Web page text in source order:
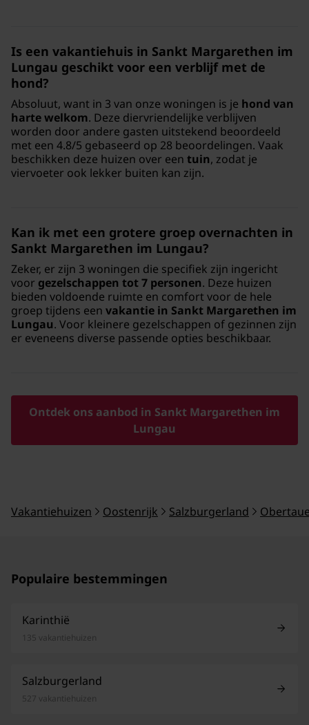
Is een vakantiehuis in Sankt Margarethen im
Lungau geschikt voor een verblijf met de
hond?
Absoluut, want in 3 van onze woningen is je hond van
harte welkom. Deze diervriendelijke verblijven
worden door andere gasten uitstekend beoordeeld
met een 4.8/5 gebaseerd op 28 beoordelingen. Vaak
beschikken deze huizen over een tuin, zodat je
viervoeter ook lekker buiten kan zijn.
Kan ik met een grotere groep overnachten in
Sankt Margarethen im Lungau?
Zeker, er zijn 3 woningen die specifiek zijn ingericht
voor gezelschappen tot 7 personen. Deze huizen
bieden voldoende ruimte en comfort voor de hele
groep tijdens een vakantie in Sankt Margarethen im
Lungau. Voor kleinere gezelschappen of gezinnen zijn
er eveneens diverse passende opties beschikbaar.
Ontdek ons aanbod in Sankt Margarethen im
Lungau
Vakantiehuizen Oostenrijk Salzburgerland
Populaire bestemmingen
Karinthië
135 vakantiehuizen
Salzburgerland
527 vakantiehuizen